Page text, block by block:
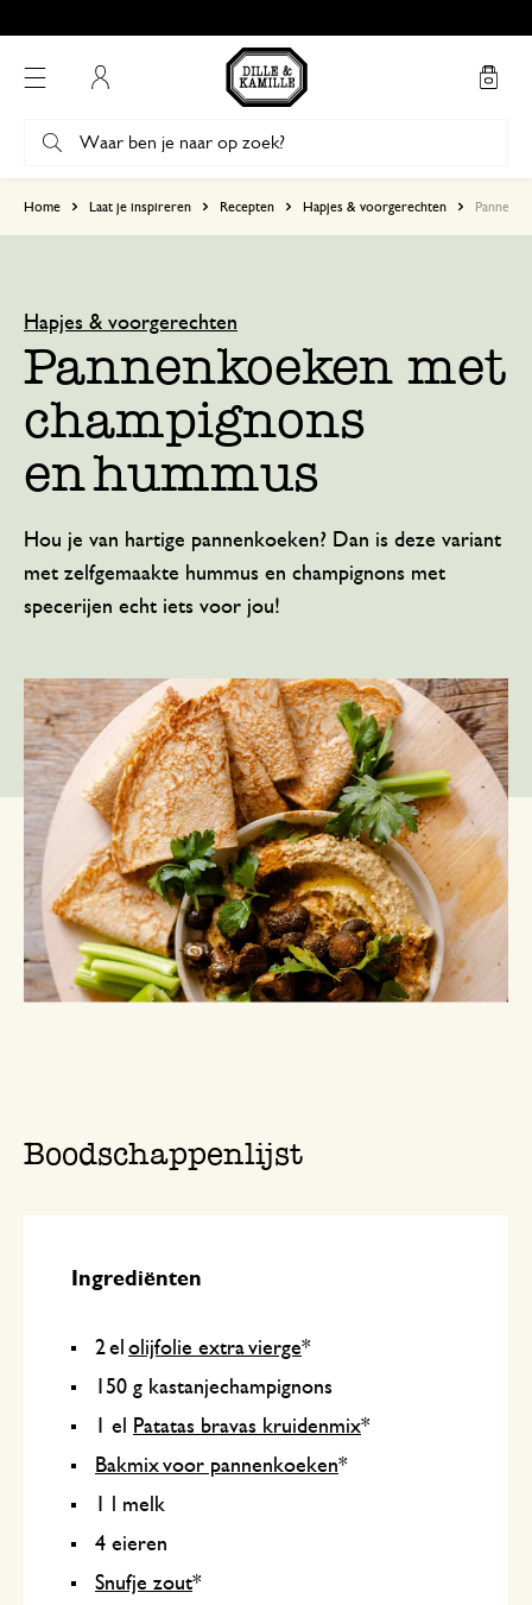
Home Laat je inspireren Recepten Hapjes & voorgerechten
Hapjes & voorgerechten
Pannenkoeken met
champignons
en hummus
Hou je van hartige pannenkoeken? Dan is deze variant
met zelfgemaakte hummus en champignons met
specerijen echt iets voor jou!
Aantal personen: 4
Boodschappenlijst
Ingrediënten
2 el olijfolie extra vierge*
150 g kastanjechampignons
1 el
Patatas bravas kruidenmix*
Bakmix voor pannenkoeken*
1 l melk
4 eieren
Snufje zout*